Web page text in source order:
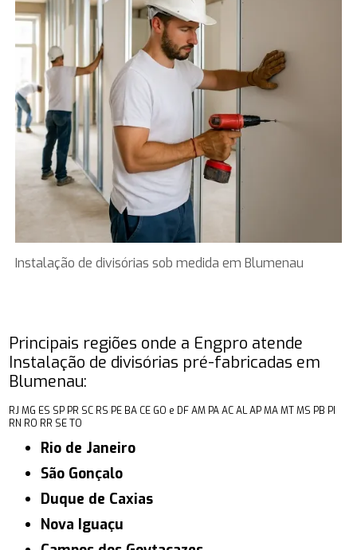
Instalação de divisórias sob medida em Blumenau
Principais regiões onde a Engpro atende
Instalação de divisórias pré-fabricadas em
Blumenau:
RJ MG ES SP PR SC RS PE BA CE GO e DF AM PA AC ALAP MA MT MS PB PI
RN RO RR SE TO
Rio de Janeiro
São Gonçalo
Duque de Caxias
Nova Iguaçu